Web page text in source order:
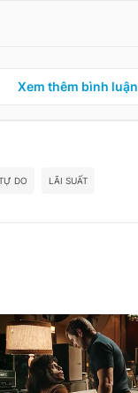
Xem thêm bình luận
DO LÃI SUẤT